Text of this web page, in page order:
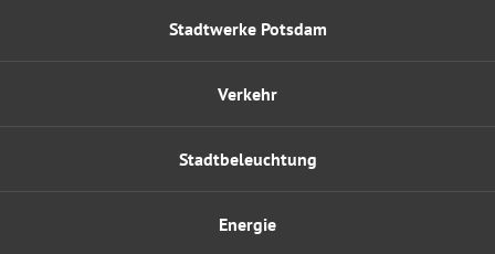
Stadtwerke Potsdam
Energie
Verkehr
Stadtbeleuchtung